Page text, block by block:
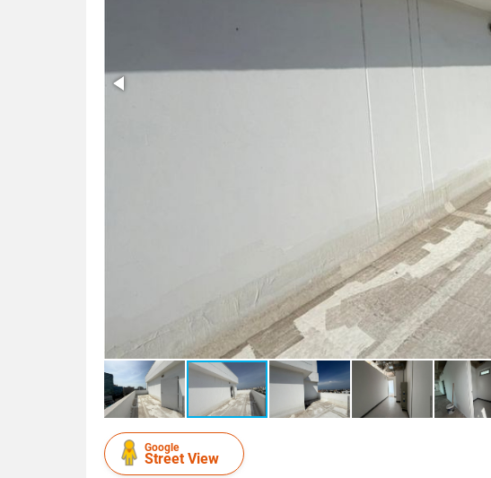
Google
Street View